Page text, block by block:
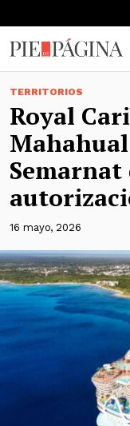
TERRITORIOS
Royal
16 mayo, 2026